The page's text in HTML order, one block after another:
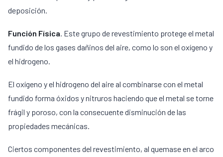
deposición.
Función Física. Este grupo de revestimiento protege el metal
fundido de los gases dañinos del aire, como lo son el oxígeno y
el hidrogeno.
El oxígeno y el hidrogeno del aire al combinarse con el metal
fundido forma óxidos y nitruros haciendo que el metal se torne
frágil y poroso, con la consecuente disminución de las
propiedades mecánicas.
Ciertos componentes del revestimiento, al quemase en el arco